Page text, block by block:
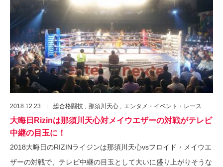
2018.12.23 総合格闘技 那須川天心 エンタメ・イベント・レース
大晦日Rizinは那須川天心対メイウエザーの対戦がテレビ
中継の目玉に！
2018大晦日のRIZINライジンは那須川天心vsフロイド・メイウエ
ザーの対戦で、テレビ中継の目玉として大いに盛り上がりそうな